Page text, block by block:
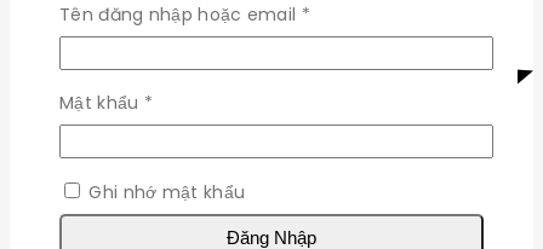
Tên đăng nhập hoặc email *Bắt
buộc
Mật khẩu *
buộc
Ghi nhớ mật khẩu
Đăng Nhập